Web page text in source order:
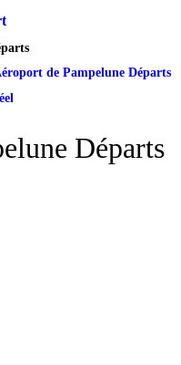
de Pampelune Départs
Départs